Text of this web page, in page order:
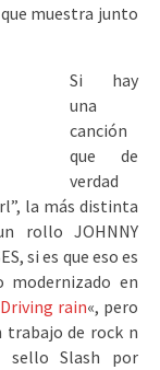
muestra junto
Si hay
una
canción
que de
verdad
la más distinta
rollo JOHNNY
si es que eso es
modernizado en
Driving rain«, pero
trabajo de rock n
sello Slash por